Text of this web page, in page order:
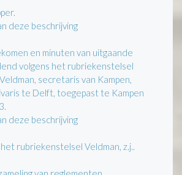
deze beschrijving
en minuten van uitgaande
volgens het rubriekenstelsel
Veldman, secretaris van Kampen,
te Delft, toegepast te Kampen
deze beschrijving
rubriekenstelsel Veldman, z.j..